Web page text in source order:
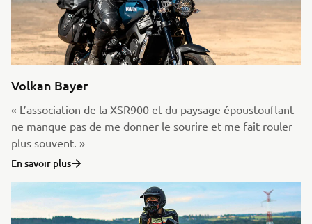
Volkan Bayer
« L’association de la XSR900 et du paysage époustouflant
ne manque pas de me donner le sourire et me fait rouler
plus souvent. »
En savoir plus